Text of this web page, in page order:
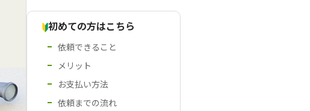
初めての方はこちら
依頼できること
メリット
お支払い方法
依頼までの流れ